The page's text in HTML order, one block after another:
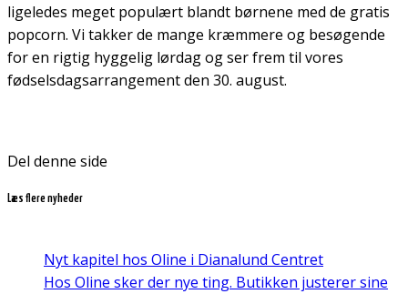
ligeledes meget populært blandt børnene med de gratis
popcorn. Vi takker de mange kræmmere og besøgende
for en rigtig hyggelig lørdag og ser frem til vores
fødselsdagsarrangement den 30. august.
Del denne side
Læs flere nyheder
Nyt kapitel hos Oline i Dianalund Centret
Hos Oline sker der nye ting. Butikken justerer sine